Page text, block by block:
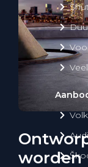
Audi
worden